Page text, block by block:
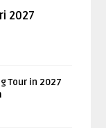
2027
Tour in 2027